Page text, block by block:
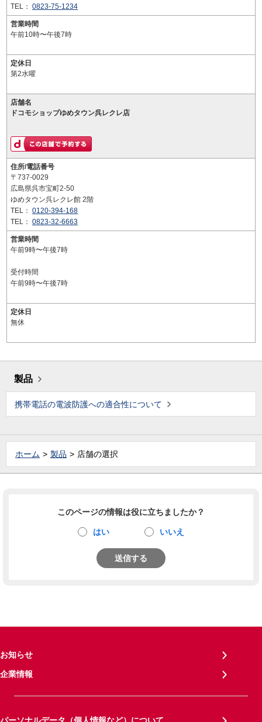
TEL： 0823-75-1234
営業時間
午前10時〜午後7時
定休日
第2水曜
店舗名
ドコモショップゆめタウン呉レクレ店
住所/電話番号
〒737-0029
広島県呉市宝町2-50
ゆめタウン呉レクレ館 2階
TEL： 0120-394-168
TEL： 0823-32-6663
営業時間
午前9時〜午後7時
受付時間
午前9時〜午後7時
定休日
無休
製品
携帯電話の電波防護への適合性について
ホーム 製品 店舗の選択
このページの情報は役に立ちましたか？
はい いいえ
送信する
お知らせ
企業情報